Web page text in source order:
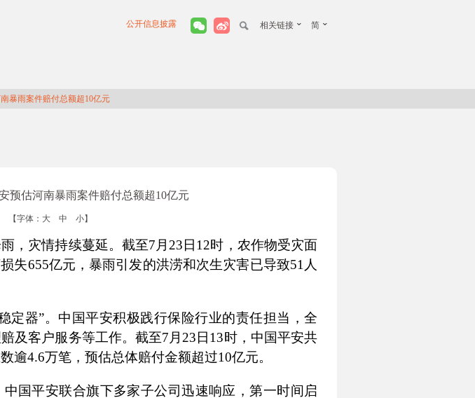
公开信息披露 相关链接 简
暴雨案件赔付总额超10亿元
预估河南暴雨案件赔付总额超10亿元
【字体： 大 中 小】
，灾情持续蔓延。截至7 月 23 日 12时，农作物受灾面
失655亿元，暴雨引发的洪涝和次生灾害已导致51 人
定器”。中国平安积极践行保险行业的责任担当，全
及客户服务等工作。截至7 月 23 日 13 时，中国平安共
逾4.6万笔，预估总体赔付金额超过10亿元。
国平安联合旗下多家子公司迅速响应，第一时间启